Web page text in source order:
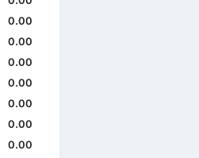
0.00
0.00
0.00
0.00
0.00
0.00
0.00